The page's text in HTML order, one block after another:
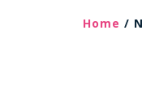
Home /